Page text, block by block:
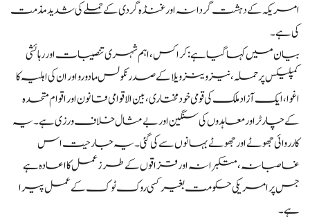
امریکہ کے دہشت گردانہ اور غنڈہ گردی کے حملے کی شدید مذمت
کی ہے۔
بیان میں کہا گیا ہے: کراکس، اہم شہری تنصیبات اور رہائشی
کمپلیکس پر حملہ، نیز وینزویلا کے صدر نکولس مادورو اور ان کی اہلیہ کا
اغوا، ایک آزاد ملک کی قومی خودمختاری، بین الاقوامی قانون اور اقوام متحدہ
کے چارٹر اور معاہدوں کی سنگین اور بے مثال خلاف ورزی ہے۔ یہ
کارروائی جھوٹے اور جھوٹے بہانوں سے کی گئی۔ یہ جارحیت اس
غاصبانہ، متکبرانہ اور قزاقوں کے طرز عمل کا اعادہ ہے
جس پر امریکی حکومت بغیر کسی روک ٹوک کے عمل پیرا
ہے۔